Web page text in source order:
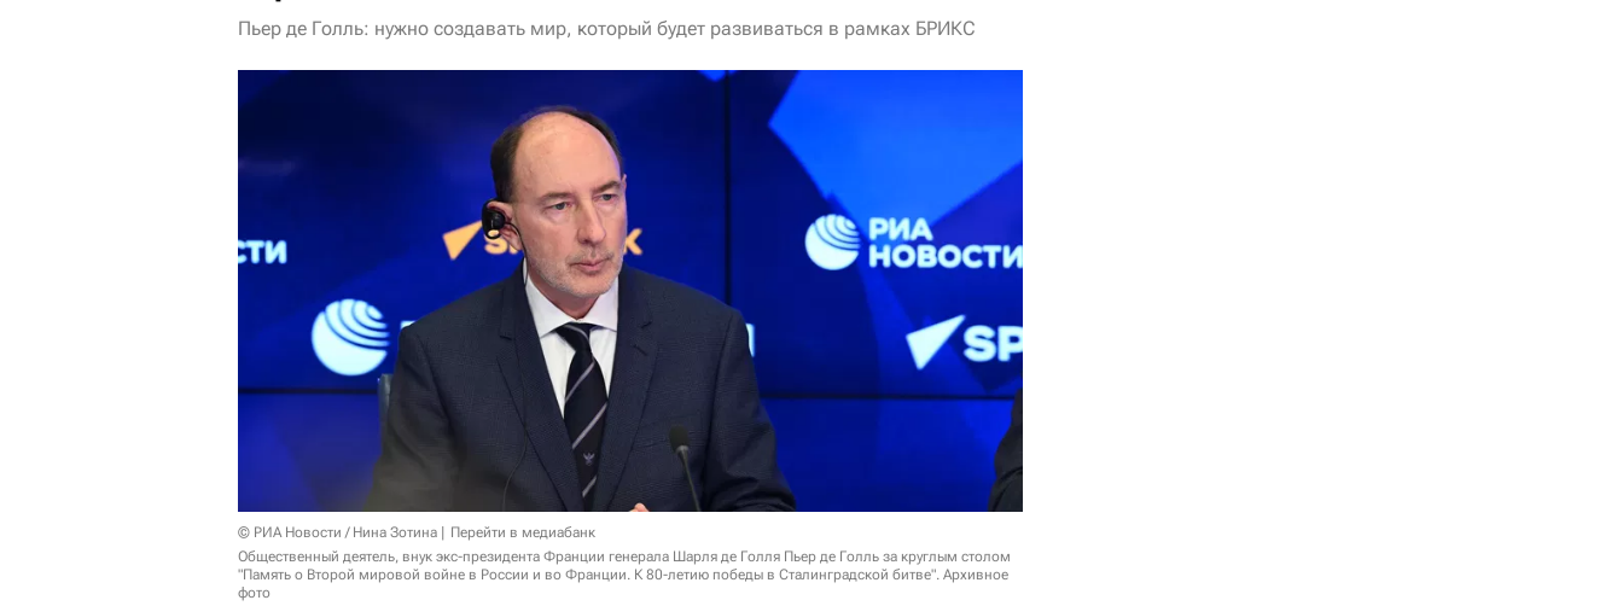
Пьер де Голль: нужно создавать мир, который будет развиваться в рамках БРИКС
© РИА Новости / Нина Зотина
Перейти в медиабанк
Общественный деятель, внук экс-президента Франции генерала Шарля де Голля Пьер де Голль за круглым столом
"Память о Второй мировой войне в России и во Франции. К 80-летию победы в Сталинградской битве". Архивное
фото